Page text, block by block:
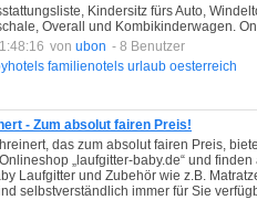
Kindersitz fürs Auto,
Overall und Kombikinderwagen.
von ubon - 8 Benutzer
familienotels urlaub oesterreich
- Zum absolut fairen Preis!
das zum absolut fairen Preis,
„laufgitter-baby.de“ und
Laufgitter und Zubehör wie z.B.
selbstverständlich immer für Sie